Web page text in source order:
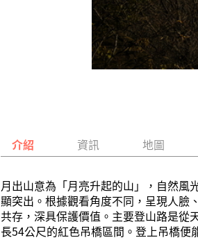
介紹 資訊 地圖
月出山意為「月亮升起的山」，自然風
顯突出。根據觀看角度不同，呈現人臉
共存，深具保護價值。主要登山路是從
長54公尺的紅色吊橋區間。登上吊橋便